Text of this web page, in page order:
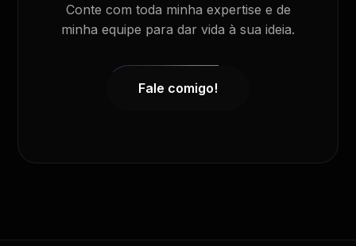
Conte com toda minha expertise e de
minha equipe para dar vida à sua ideia.
Fale comigo!